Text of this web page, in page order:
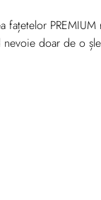
fațetelor
nevoie doar de o